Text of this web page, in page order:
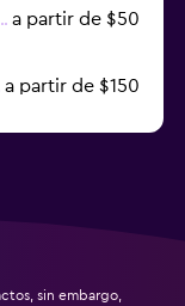
a partir de $50
a partir de $150
sin embargo,